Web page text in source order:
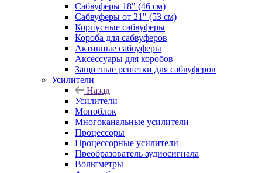
Сабвуферы 18" (46 см)
Сабвуферы от 21" (53 см)
Корпусные сабвуферы
Короба для сабвуферов
Активные сабвуферы
Аксессуары для коробов
Защитные решетки для сабвуферов
Усилители
Назад
Усилители
Моноблок
Многоканальные усилители
Процессоры
Процессорные усилители
Преобразователь аудиосигнала
Вольтметры